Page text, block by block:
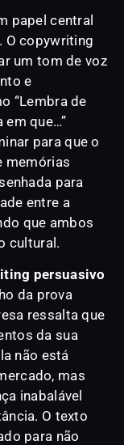
papel central
O copywriting
um tom de voz
e
“Lembra de
em que…”
para que o
memórias
para
entre a
que ambos
cultural.
persuasivo
da prova
ressalta que
da sua
não está
mas
inabalável
O texto
para não